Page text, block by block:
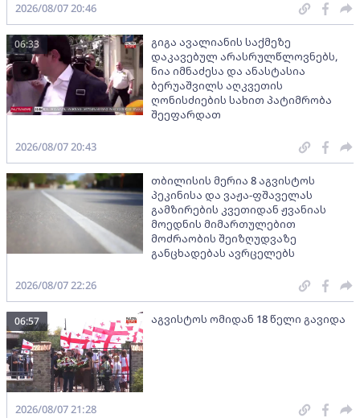
2026/08/07 20:46
გიგა ავალიანის საქმეზე
დაკავებულ არასრულწლოვნებს,
ნია იმნაძესა და ანასტასია
ბერუაშვილს აღკვეთის
ღონისძიების სახით პატიმრობა
შეეფარდათ
06:33
2026/08/07 20:43
თბილისის მერია 8 აგვისტოს
პეკინისა და ვაჟა-ფშაველას
გამზირების კვეთიდან ჟვანიას
მოედნის მიმართულებით
მოძრაობის შეიზღუდვაზე
განცხადებას ავრცელებს
2026/08/07 22:26
აგვისტოს ომიდან 18 წელი გავიდა
06:57
2026/08/07 21:28